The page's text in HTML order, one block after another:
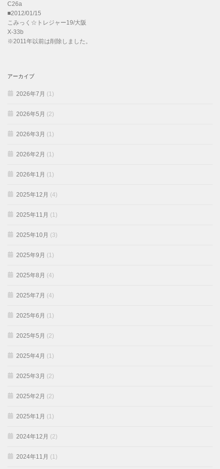
C26a
■2012/01/15
こみっく☆トレジャー19/大阪
X-33b
※2011年以前は削除しました。
アーカイブ
2026年7月 (1)
2026年5月 (2)
2026年3月 (1)
2026年2月 (1)
2026年1月 (1)
2025年12月 (4)
2025年11月 (1)
2025年10月 (3)
2025年9月 (1)
2025年8月 (4)
2025年7月 (4)
2025年6月 (1)
2025年5月 (2)
2025年4月 (1)
2025年3月 (2)
2025年2月 (2)
2025年1月 (1)
2024年12月 (2)
2024年11月 (1)